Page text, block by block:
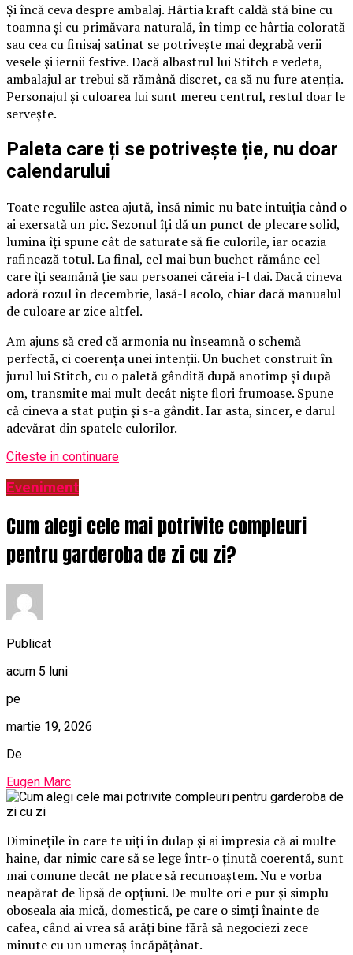
Și încă ceva despre ambalaj. Hârtia kraft caldă stă bine cu
toamna și cu primăvara naturală, în timp ce hârtia colorată
sau cea cu finisaj satinat se potrivește mai degrabă verii
vesele și iernii festive. Dacă albastrul lui Stitch e vedeta,
ambalajul ar trebui să rămână discret, ca să nu fure atenția.
Personajul și culoarea lui sunt mereu centrul, restul doar le
servește.
Paleta care ți se potrivește ție, nu doar
calendarului
Toate regulile astea ajută, însă nimic nu bate intuiția când o
ai exersată un pic. Sezonul îți dă un punct de plecare solid,
lumina îți spune cât de saturate să fie culorile, iar ocazia
rafinează totul. La final, cel mai bun buchet rămâne cel
care îți seamănă ție sau persoanei căreia i-l dai. Dacă cineva
adoră rozul în decembrie, lasă-l acolo, chiar dacă manualul
de culoare ar zice altfel.
Am ajuns să cred că armonia nu înseamnă o schemă
perfectă, ci coerența unei intenții. Un buchet construit în
jurul lui Stitch, cu o paletă gândită după anotimp și după
om, transmite mai mult decât niște flori frumoase. Spune
că cineva a stat puțin și s-a gândit. Iar asta, sincer, e darul
adevărat din spatele culorilor.
Citeste in continuare
Eveniment
Cum alegi cele mai potrivite compleuri
pentru garderoba de zi cu zi?
Publicat
acum 5 luni
pe
martie 19, 2026
De
Eugen Marc
Diminețile în care te uiți în dulap și ai impresia că ai multe
haine, dar nimic care să se lege într-o ținută coerentă, sunt
mai comune decât ne place să recunoaștem. Nu e vorba
neapărat de lipsă de opțiuni. De multe ori e pur și simplu
oboseala aia mică, domestică, pe care o simți înainte de
cafea, când ai vrea să arăți bine fără să negociezi zece
minute cu un umeraș încăpățânat.